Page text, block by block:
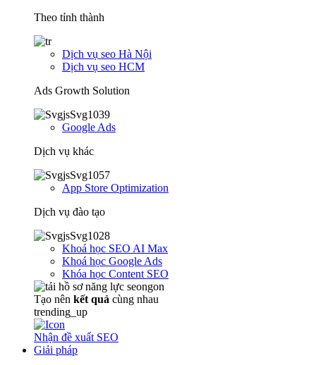
Theo tỉnh thành
Dịch vụ seo Hà Nội
Dịch vụ seo HCM
Ads Growth Solution
Google Ads
Dịch vụ khác
App Store Optimization
Dịch vụ đào tạo
Khoá học SEO AI Max
Khoá học Google Ads
Khóa học Content SEO
Tạo nên kết quả cùng nhau
trending_up
Nhận đề xuất SEO
Giải pháp